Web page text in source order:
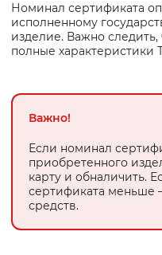
Воспроизвести
Номинал сертификата
исполненному
изделие. Важно
полные характеристики
Важно!
Если номинал
приобретенного
карту и обналичить.
сертификата меньше
средств.